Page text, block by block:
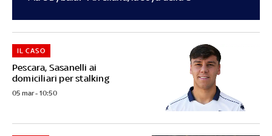
Pescara, Sasanelli ai
domiciliari per stalking
IL CASO
05 mar - 10:50